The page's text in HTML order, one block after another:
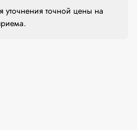
уточнения точной цены на